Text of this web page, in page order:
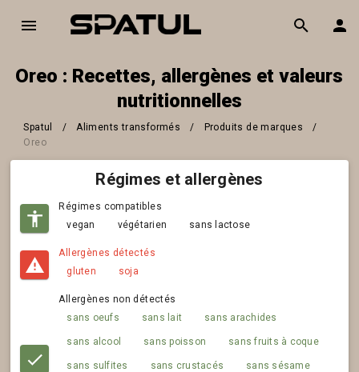
Oreo : Recettes, allergènes et valeurs
nutritionnelles
Spatul / Aliments transformés / Produits de marques
/
Oreo
Régimes et allergènes
Régimes compatibles
vegan
végétarien sans lactose
Allergènes détectés
gluten
soja
Allergènes non détectés
sans oeufs
sans lait sans arachides
sans alcool sans poisson sans fruits à coque
sans sulfites sans crustacés sans sésame